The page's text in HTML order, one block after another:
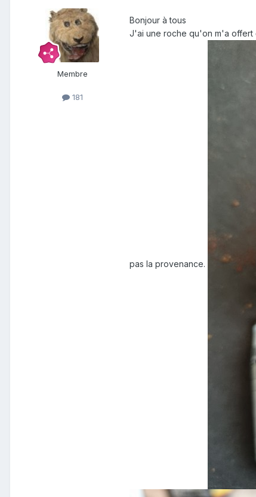
Membre
181
Bonjour à tous
J'ai une roche qu'on m'a offert
pas la provenance.